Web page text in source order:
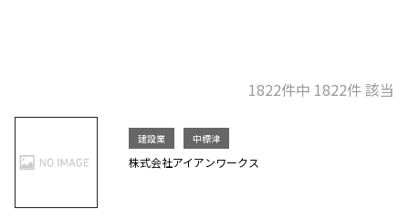
1822件中 1822件 該当
建設業 中標津
株式会社アイアンワークス